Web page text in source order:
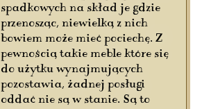
spadkowych na skład je gdzie
przenosząc, niewielką z nich
bowiem może mieć pociechę. Z
pewnością takie meble które się
do użytku wynajmujących
pozostawia, żadnej posługi
oddać nie są w stanie. Są to